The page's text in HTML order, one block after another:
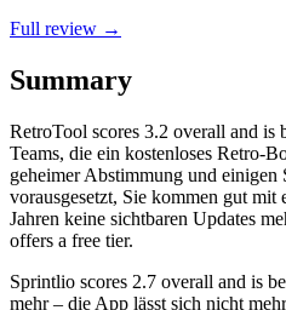
Full review →
Summary
RetroTool scores 3.2 overall and is
Teams, die ein kostenloses Retro-
geheimer Abstimmung und einigen
vorausgesetzt, Sie kommen gut mit
Jahren keine sichtbaren Updates
offers a free tier.
Sprintlio scores 2.7 overall and is
mehr – die App lässt sich nicht